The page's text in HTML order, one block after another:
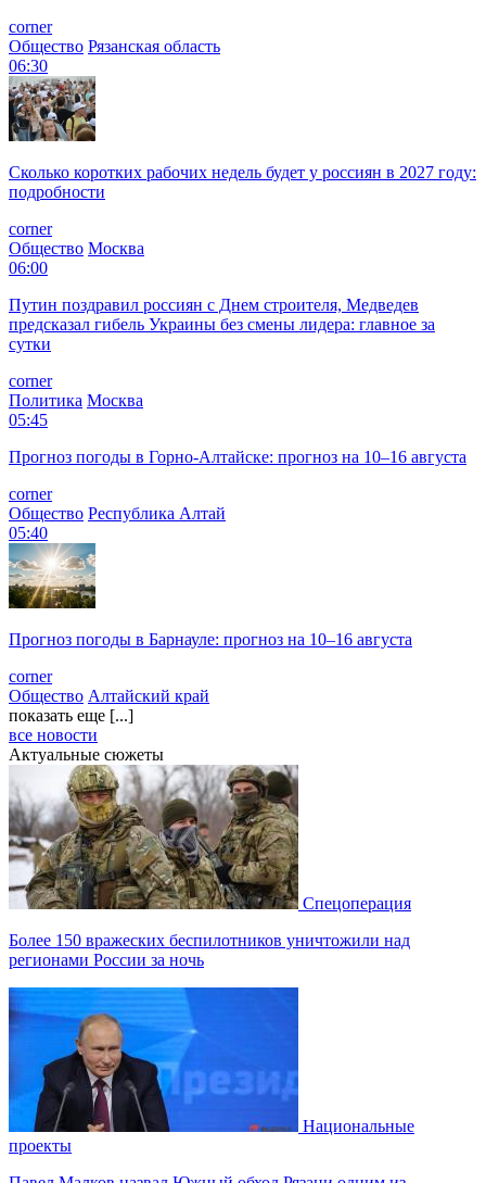
corner
Общество Рязанская область
06:30
Сколько коротких рабочих недель будет у россиян в 2027 году:
подробности
corner
Общество Москва
06:00
Путин поздравил россиян с Днем строителя, Медведев
предсказал гибель Украины без смены лидера: главное за
сутки
corner
Политика Москва
05:45
Прогноз погоды в Горно-Алтайске: прогноз на 10–16 августа
corner
Общество Республика Алтай
05:40
Прогноз погоды в Барнауле: прогноз на 10–16 августа
corner
Общество Алтайский край
показать еще [...]
все новости
Актуальные сюжеты
Спецоперация
Более 150 вражеских беспилотников уничтожили над
регионами России за ночь
Национальные
проекты